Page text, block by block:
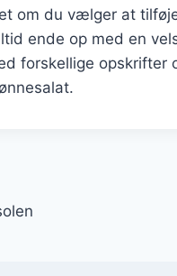
om du vælger at
ende op med en
forskellige opskrifter